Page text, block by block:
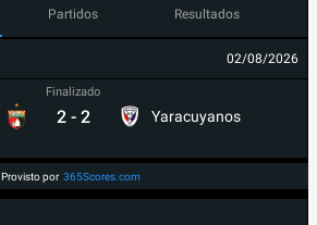
Partidos Resultados
02/08/2026
Finalizado
2 - 2 Yaracuyanos
Provisto por 365Scores.com